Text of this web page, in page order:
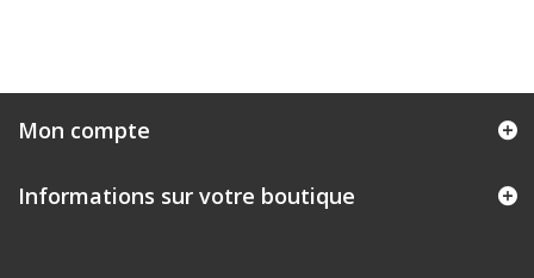
Mon compte
Informations sur votre boutique